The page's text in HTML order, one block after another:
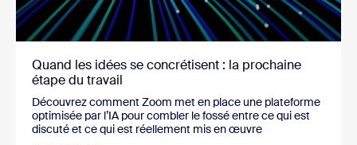
Quand les idées se concrétisent : la prochaine
étape du travail
Découvrez comment Zoom met en place une plateforme
optimisée par l’IA pour combler le fossé entre ce qui est
discuté et ce qui est réellement mis en œuvre